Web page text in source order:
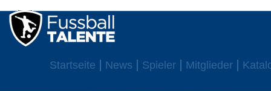
Startseite News Spieler Mitglieder